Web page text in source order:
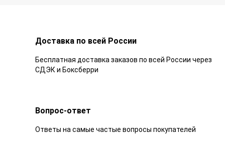
Доставка по всей России
Бесплатная доставка заказов по всей России через
СДЭК и Боксберри
Вопрос-ответ
Ответы на самые частые вопросы покупателей